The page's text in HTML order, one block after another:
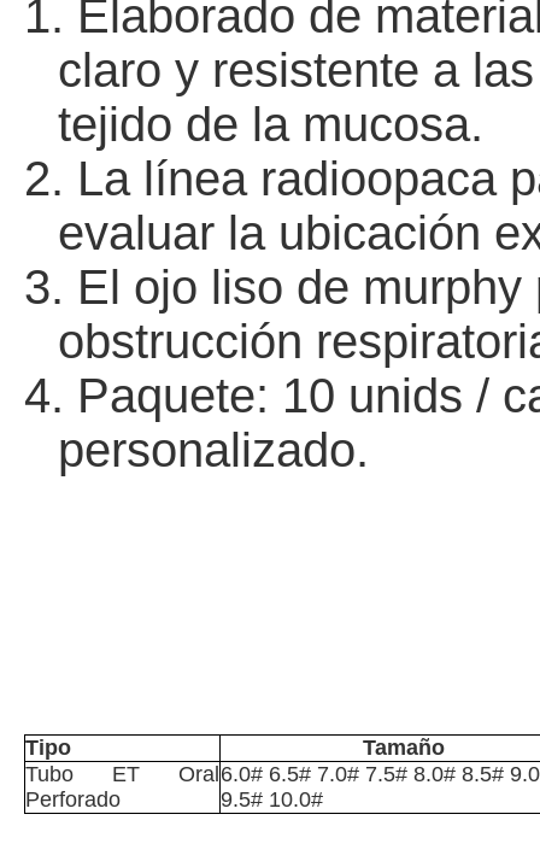
1. Elaborado de
claro y resistente a
tejido de la mucosa.
2. La línea radioopaca
evaluar la ubicación
3. El ojo liso de
obstrucción
4. Paquete: 10 unids /
personalizado.
Tipo
Tamaño
Tubo ET Oral
Perforado
6.0# 6.5# 7.0# 7.5# 8.0# 8.5# 9.0
9.5# 10.0#